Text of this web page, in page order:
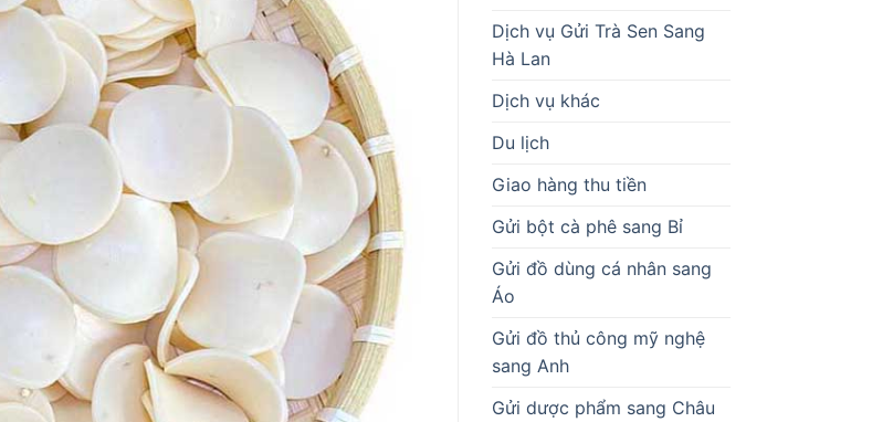
Dịch vụ Gửi Trà Sen Sang
Hà Lan
Dịch vụ khác
Du lịch
Giao hàng thu tiền
Gửi bột cà phê sang Bỉ
Gửi đồ dùng cá nhân sang
Áo
Gửi đồ thủ công mỹ nghệ
sang Anh
Gửi dược phẩm sang Châu